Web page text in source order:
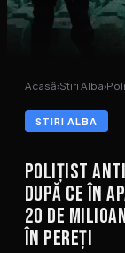
Acasă›Stiri Alba›
STIRI ALBA
Polițist
după ce în
20 de
în pereți